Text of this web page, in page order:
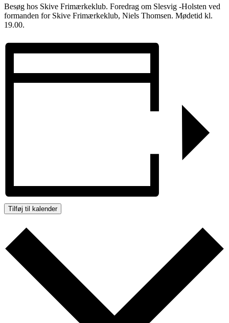
Besøg hos Skive Frimærkeklub. Foredrag om Slesvig -Holsten ved
formanden for Skive Frimærkeklub, Niels Thomsen. Mødetid kl.
19.00.
Tilføj til kalender